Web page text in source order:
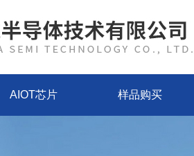
AIOT芯片 样品购买